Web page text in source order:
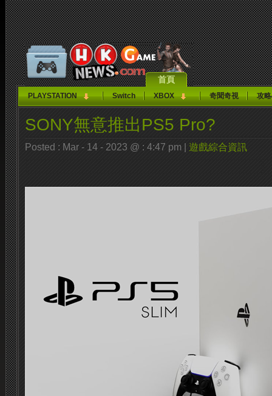
首頁
PLAYSTATION Switch XBOX 奇聞奇視 攻
SONY無意推出PS5 Pro?
Posted : Mar - 14 - 2023 @ : 4:47 pm | 遊戲綜合資訊